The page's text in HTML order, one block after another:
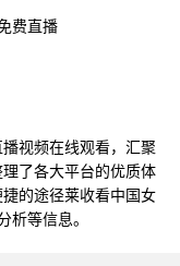
费直播
视频在线观看，汇聚
了各大平台的优质体
的途径莱收看中国女
析等信息。